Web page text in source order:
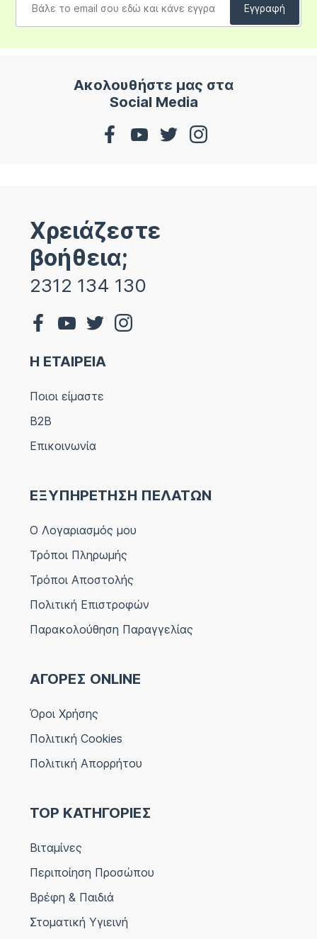
Ακολουθήστε μας στα
Social Media
Χρειάζεστε
βοήθεια;
2312 134 130
Η ΕΤΑΙΡΕΙΑ
Ποιοι είμαστε
B2B
Επικοινωνία
ΕΞΥΠΗΡΕΤΗΣΗ ΠΕΛΑΤΩΝ
Ο Λογαριασμός μου
Τρόποι Πληρωμής
Τρόποι Αποστολής
Πολιτική Επιστροφών
Παρακολούθηση Παραγγελίας
ΑΓΟΡΕΣ ONLINE
Όροι Χρήσης
Πολιτική Cookies
Πολιτική Απορρήτου
TOP ΚΑΤΗΓΟΡΙΕΣ
Βιταμίνες
Περιποίηση Προσώπου
Βρέφη & Παιδιά
Στοματική Υγιεινή